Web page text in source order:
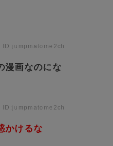
ID:jumpmatome2ch
漫画なのにな
ID:jumpmatome2ch
かけるな